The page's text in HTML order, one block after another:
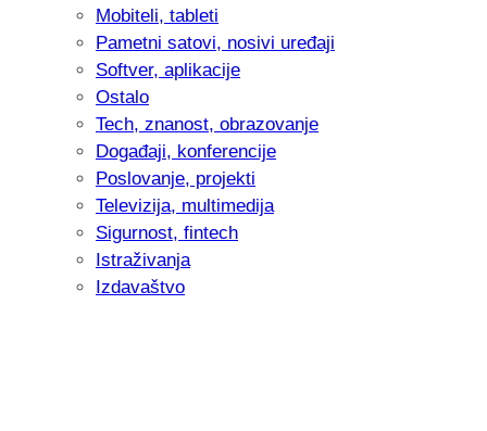
Mobiteli, tableti
Pametni satovi, nosivi uređaji
Softver, aplikacije
Ostalo
Tech, znanost, obrazovanje
Događaji, konferencije
Poslovanje, projekti
Televizija, multimedija
Sigurnost, fintech
Istraživanja
Izdavaštvo